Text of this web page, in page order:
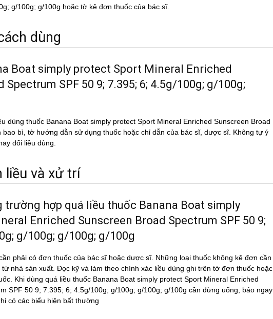
g/100g; g/100g hoặc tờ kê đơn thuốc của bác sĩ.
dùng
Boat simply protect Sport Mineral Enriched
Spectrum SPF 50 9; 7.395; 6; 4.5g/100g; g/100g;
dùng thuốc Banana Boat simply protect Sport Mineral Enriched Sunscreen Broad
bao bì, tờ hướng dẫn sử dụng thuốc hoặc chỉ dẫn của bác sĩ, dược sĩ. Không tự ý
đổi liều dùng.
liều và xử trí
trường hợp quá liều thuốc Banana Boat simply
Enriched Sunscreen Broad Spectrum SPF 50 9;
g/100g; g/100g; g/100g
phải có đơn thuốc của bác sĩ hoặc dược sĩ. Những loại thuốc không kê đơn cần
nhà sản xuất. Đọc kỹ và làm theo chính xác liều dùng ghi trên tờ đơn thuốc hoặc
Khi dùng quá liều thuốc Banana Boat simply protect Sport Mineral Enriched
SPF 50 9; 7.395; 6; 4.5g/100g; g/100g; g/100g; g/100g cần dừng uống, báo ngay
có các biểu hiện bất thường